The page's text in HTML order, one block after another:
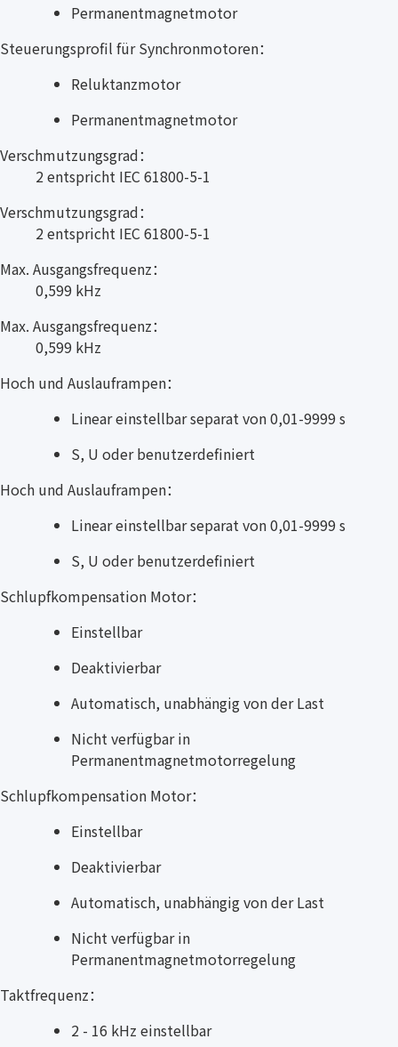
Permanentmagnetmotor
Steuerungsprofil für Synchronmotoren：
Reluktanzmotor
Permanentmagnetmotor
Verschmutzungsgrad：
2 entspricht IEC 61800-5-1
Verschmutzungsgrad：
2 entspricht IEC 61800-5-1
Max. Ausgangsfrequenz：
0,599 kHz
Max. Ausgangsfrequenz：
0,599 kHz
Hoch und Auslauframpen：
Linear einstellbar separat von 0,01-9999 s
S, U oder benutzerdefiniert
Hoch und Auslauframpen：
Linear einstellbar separat von 0,01-9999 s
S, U oder benutzerdefiniert
Schlupfkompensation Motor：
Einstellbar
Deaktivierbar
Automatisch, unabhängig von der Last
Nicht verfügbar in
Permanentmagnetmotorregelung
Schlupfkompensation Motor：
Einstellbar
Deaktivierbar
Automatisch, unabhängig von der Last
Nicht verfügbar in
Permanentmagnetmotorregelung
Taktfrequenz：
2 - 16 kHz einstellbar